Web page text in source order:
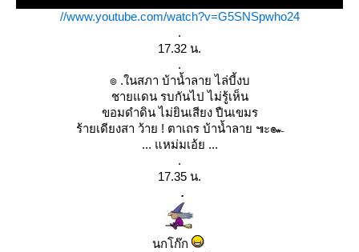
//www.youtube.com/watch?v=G5SNSpwho24
.
17.32 น.
.
๏ .ในสภา บ้าน้ำลาย ไล่บี้งบ
ชายแดน รบกันไป ไม่รู้เห็น
ขอมดำดิน ไม่ยินเสียง ปืนเขมร
ร้ายเดียงสา ว้าย ! ตาเถร บ้าน้ำลาย ๚ะ๛
... แหม่มเอ้ย ...
.
17.35 น.
.
นกโก๊ก